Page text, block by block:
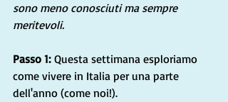
sono meno conosciuti ma sempre
meritevoli.
Passo 1: Questa settimana esploriamo
come vivere in Italia per una parte
dell'anno (come noi!).